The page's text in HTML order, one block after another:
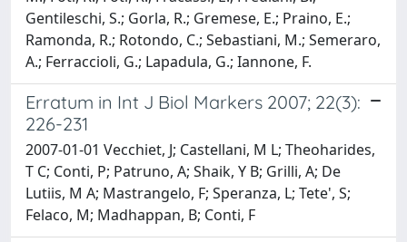
Gentileschi, S.; Gorla, R.; Gremese, E.; Praino, E.;
Ramonda, R.; Rotondo, C.; Sebastiani, M.; Semeraro,
A.; Ferraccioli, G.; Lapadula, G.; Iannone, F.
Erratum in Int J Biol Markers 2007; 22(3):
226-231
2007-01-01 Vecchiet, J; Castellani, M L; Theoharides,
T C; Conti, P; Patruno, A; Shaik, Y B; Grilli, A; De
Lutiis, M A; Mastrangelo, F; Speranza, L; Tete', S;
Felaco, M; Madhappan, B; Conti, F